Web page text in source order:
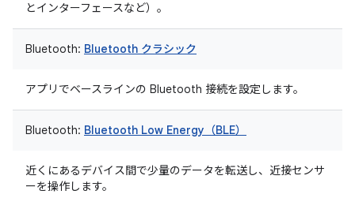
とインターフェースなど）。
Bluetooth: Bluetooth クラシック
アプリでベースラインの Bluetooth 接続を設定します。
Bluetooth: Bluetooth Low Energy（BLE）
近くにあるデバイス間で少量のデータを転送し、近接センサ
ーを操作します。